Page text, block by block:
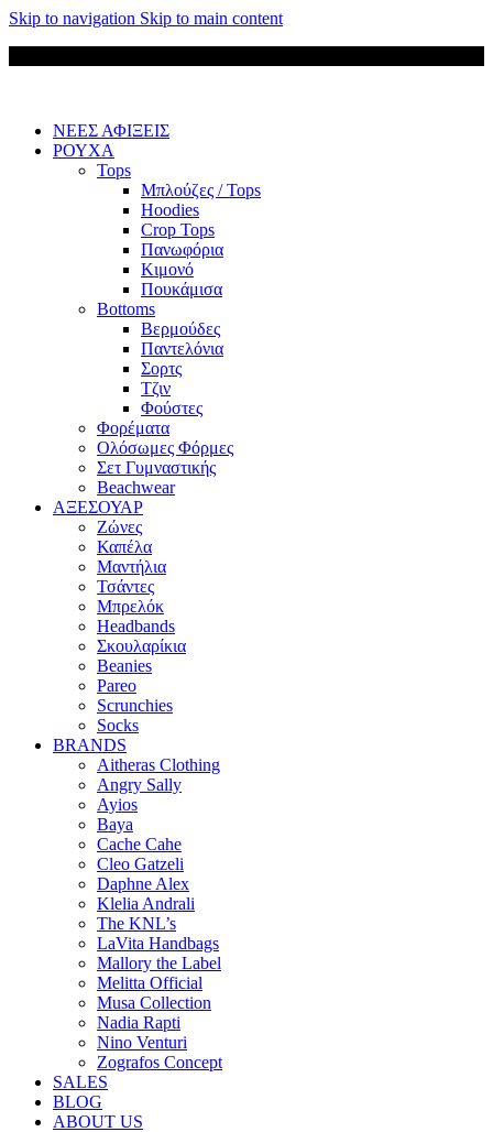
Skip to navigation Skip to main content
ΝΕΕΣ ΑΦΙΞΕΙΣ
ΡΟΥΧΑ
Tops
Μπλούζες / Tops
Hoodies
Crop Tops
Πανωφόρια
Κιμονό
Πουκάμισα
Bottoms
Βερμούδες
Παντελόνια
Σορτς
Τζιν
Φούστες
Φορέματα
Ολόσωμες Φόρμες
Σετ Γυμναστικής
Beachwear
ΑΞΕΣΟΥΑΡ
Ζώνες
Καπέλα
Μαντήλια
Τσάντες
Μπρελόκ
Headbands
Σκουλαρίκια
Beanies
Pareo
Scrunchies
Socks
BRANDS
Aitheras Clothing
Angry Sally
Ayios
Baya
Cache Cahe
Cleo Gatzeli
Daphne Alex
Klelia Andrali
The KNL’s
LaVita Handbags
Mallory the Label
Melitta Official
Musa Collection
Nadia Rapti
Nino Venturi
Zografos Concept
SALES
BLOG
ABOUT US